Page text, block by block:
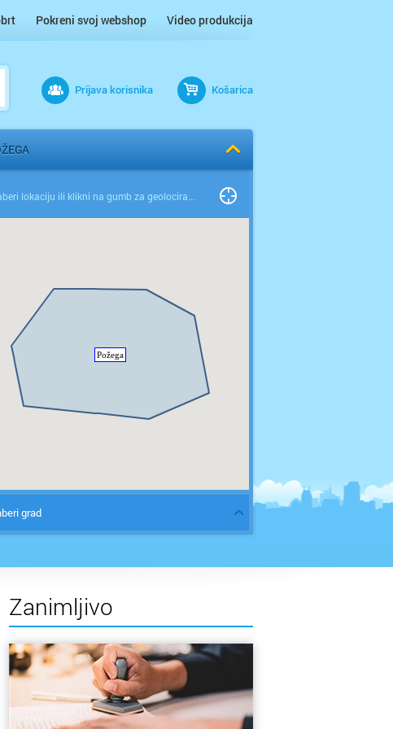
Pokreni svoj webshop Video produkcija
Prijava korisnika Košarica
grad
Zanimljivo